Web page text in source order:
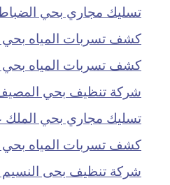
تسليك مجاري بحي
كشف تسربات المياه بحي
كشف تسربات المياه بحي
شركة تنظيف بحي
تسليك مجاري بحي الملك
كشف تسربات المياه بحي
شركة تنظيف بحى النسيم